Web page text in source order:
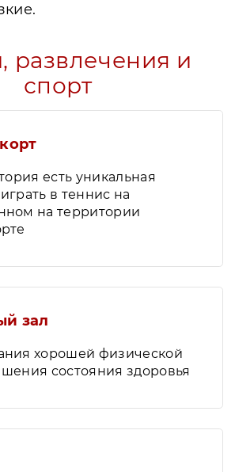
развлечения и
спорт
есть уникальная
в теннис на
на территории
зал
хорошей физической
состояния здоровья